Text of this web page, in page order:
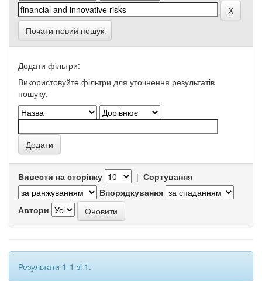
Почати новий пошук
Додати фільтри:
Використовуйте фільтри для уточнення результатів
пошуку.
Вивести на сторінку | Сортування
Впорядкування
Автори
Результати 1-1 зі 1.